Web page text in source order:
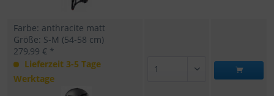
Farbe: anthracite matt
Größe: S-M (54-58 cm)
279,99 € *
Lieferzeit 3-5 Tage
Werktage